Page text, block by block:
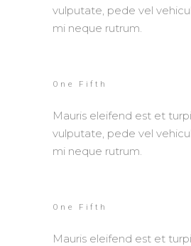
vulputate, pede vel
mi neque rutrum.
One Fifth
Mauris eleifend est et
vulputate, pede vel
mi neque rutrum.
One Fifth
Mauris eleifend est et